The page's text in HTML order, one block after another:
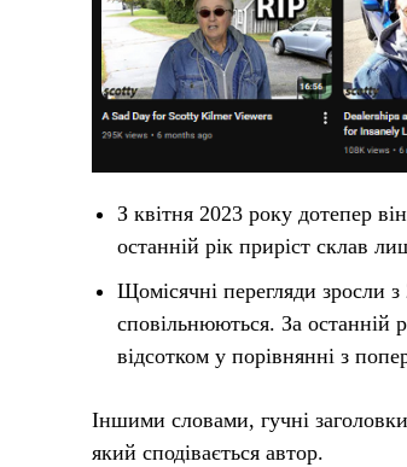
З квітня 2023 року дотепер
останній рік приріст склав
Щомісячні перегляди зросли
сповільнюються. За останній
відсотком у порівнянні з
Іншими словами, гучні
який сподівається автор.